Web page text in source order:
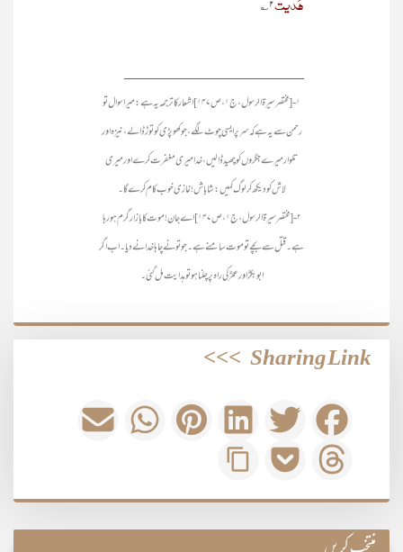
۲؎
_________________________
۱- [مختصر سیرۃ الرسول، ج۱، ص۱۴۷] اشعار کا ترجمہ یہ ہے: میرا سوال تو
رحمن سے یہ ہے کہ سرپر ایسی چوٹ لگے، جو کھوپڑی کو توڑ ڈالے، نیزہ اور
تلوار میرے جگروں کو چھید ڈالیں، خدا میری مغفرت کرے اور میری
لاش کو دیکھ کر لوگ کہیں: شاباش! غازی خوب کام کرے گا۔
۲- [مختصر سیرۃ الرسول، ج۱، ص۱۴۷] اے جان! موت کا بازار گرم ہورہا
ہے۔ قتل سے بچے تو موت سامنے ہے۔ جو تو نے چاہا خدا نے دیا۔ اب اگر
ابوبکرؓ اور عمرؓ کی راہ پر چلنا ہو تو ہدایت مل گئی۔
Sharing Link
>>>